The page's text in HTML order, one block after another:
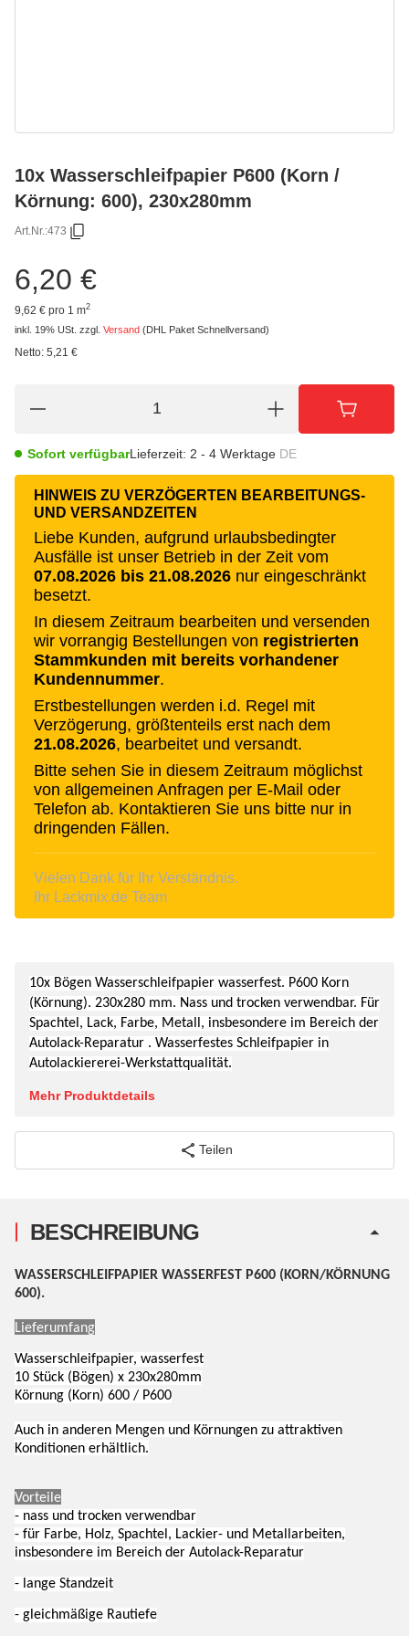
10x Wasserschleifpapier P600 (Korn /
Körnung: 600), 230x280mm
Art.Nr.:473
6,20 €
9,62 € pro 1 m2
inkl. 19% USt. zzgl. Versand (DHL Paket Schnellversand)
Netto: 5,21 €
Sofort verfügbarLieferzeit: 2 - 4 Werktage DE
HINWEIS ZU VERZÖGERTEN BEARBEITUNGS-
UND VERSANDZEITEN
Liebe Kunden, aufgrund urlaubsbedingter
Ausfälle ist unser Betrieb in der Zeit vom
07.08.2026 bis 21.08.2026 nur eingeschränkt
besetzt.
In diesem Zeitraum bearbeiten und versenden
wir vorrangig Bestellungen von registrierten
Stammkunden mit bereits vorhandener
Kundennummer.
Erstbestellungen werden i.d. Regel mit
Verzögerung, größtenteils erst nach dem
21.08.2026, bearbeitet und versandt.
Bitte sehen Sie in diesem Zeitraum möglichst
von allgemeinen Anfragen per E-Mail oder
Telefon ab. Kontaktieren Sie uns bitte nur in
dringenden Fällen.
Vielen Dank für Ihr Verständnis.
Ihr Lackmix.de Team
10x Bögen Wasserschleifpapier wasserfest. P600 Korn
(Körnung). 230x280 mm. Nass und trocken verwendbar. Für
Spachtel, Lack, Farbe, Metall, insbesondere im Bereich der
Autolack-Reparatur . Wasserfestes Schleifpapier in
Autolackiererei-Werkstattqualität.
Mehr Produktdetails
Teilen
BESCHREIBUNG
WASSERSCHLEIFPAPIER WASSERFEST P600 (KORN/KÖRNUNG
600).
Lieferumfang
Wasserschleifpapier, wasserfest
10 Stück (Bögen) x 230x280mm
Körnung (Korn) 600 / P600
Auch in anderen Mengen und Körnungen zu attraktiven
Konditionen erhältlich.
Vorteile
- nass und trocken verwendbar
- für Farbe, Holz, Spachtel, Lackier- und Metallarbeiten,
insbesondere im Bereich der Autolack-Reparatur
- lange Standzeit
- gleichmäßige Rautiefe